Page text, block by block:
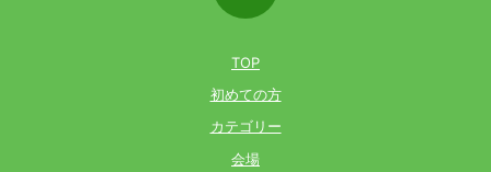
TOP
初めての方
カテゴリー
会場